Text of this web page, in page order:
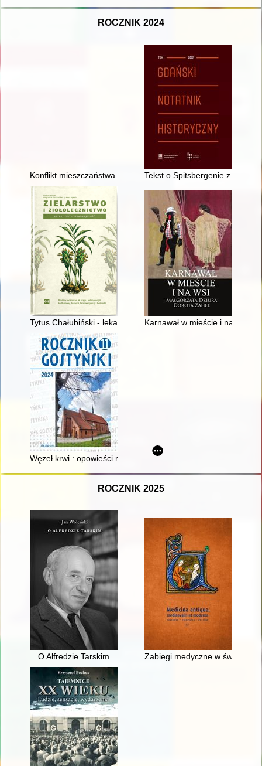
ROCZNIK 2024
Konflikt mieszczaństwa Gorzowa i Strzelec z cystersami z
Tekst o Spitsbergenie z 1782
Tytus Chałubiński - lekarz i botanik, badacz flory tatrzańskiej
Karnawał w mieście i na wsi
Węzeł krwi : opowieści rodzinne
ROCZNIK 2025
O Alfredzie Tarskim Zabiegi medyczne w świetle